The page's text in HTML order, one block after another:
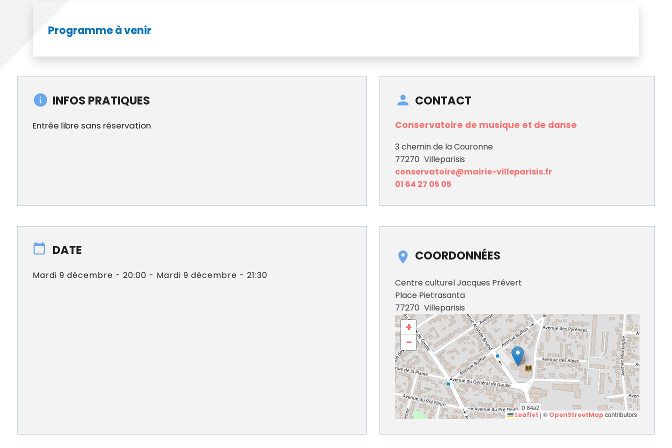
Programme à venir
INFOS PRATIQUES
Entrée libre sans réservation
CONTACT
Conservatoire de musique et de danse
3 chemin de la Couronne
77270 Villeparisis
conservatoire@mairie-villeparisis.fr
01 64 27 05 05
DATE
Mardi 9 décembre - 20:00 - Mardi 9 décembre - 21:30
COORDONNÉES
Centre culturel Jacques Prévert
Place Pietrasanta
77270 Villeparisis
+
−
Leaflet | © OpenStreetMap contributors